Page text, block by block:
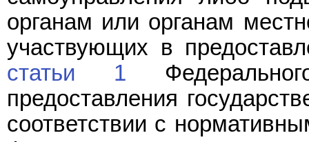
органам или органам
участвующих в
статьи 1
предоставления
соответствии с